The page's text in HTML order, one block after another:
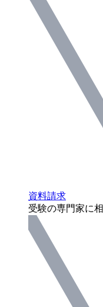
資料請求
受験の専門家に